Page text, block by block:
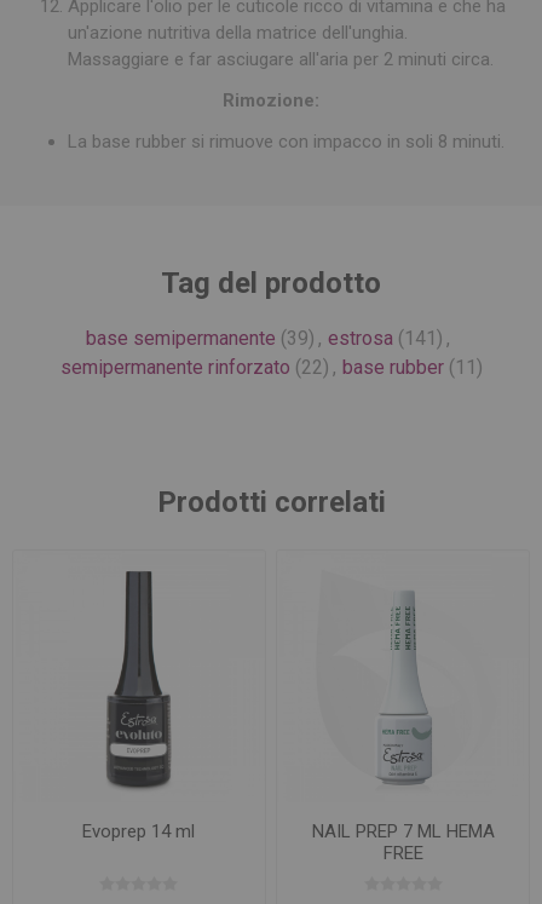
Applicare l'olio per le cuticole ricco di vitamina e che ha
un'azione nutritiva della matrice dell'unghia.
Massaggiare e far asciugare all'aria per 2 minuti circa.
Rimozione:
La base rubber si rimuove con impacco in soli 8 minuti.
Tag del prodotto
base semipermanente (39) , estrosa (141) ,
semipermanente rinforzato (22) , base rubber (11)
Prodotti correlati
Evoprep 14 ml
NAIL PREP 7 ML HEMA
FREE